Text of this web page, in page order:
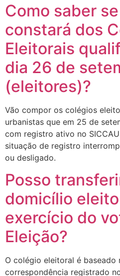
Como saber
constará dos
Eleitorais
dia 26 de
(eleitores)?
Vão compor os colégios
urbanistas que em 25 de
com registro ativo no
situação de registro
ou desligado.
Posso
domicílio
exercício do
Eleição?
O colégio eleitoral é baseado
correspondência registrado